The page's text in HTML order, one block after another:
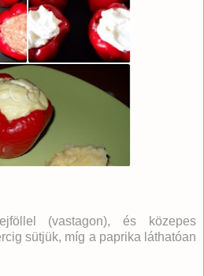
(vastagon), és közepes
sütjük, míg a paprika láthatóan